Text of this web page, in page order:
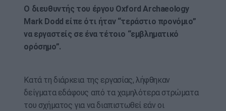
Ο διευθυντής του έργου Oxford Archaeology
Mark Dodd είπε ότι ήταν “τεράστιο προνόμιο”
να εργαστείς σε ένα τέτοιο “εμβληματικό
ορόσημο”.
Κατά τη διάρκεια της εργασίας, λήφθηκαν
δείγματα εδάφους από τα χαμηλότερα στρώματα
του σχήματος για να διαπιστωθεί εάν οι